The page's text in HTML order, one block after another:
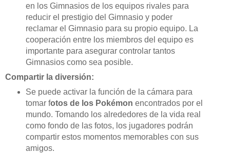
en los Gimnasios de los equipos rivales para
reducir el prestigio del Gimnasio y poder
reclamar el Gimnasio para su propio equipo. La
cooperación entre los miembros del equipo es
importante para asegurar controlar tantos
Gimnasios como sea posible.
Compartir la diversión:
Se puede activar la función de la cámara para
tomar fotos de los Pokémon encontrados por el
mundo. Tomando los alrededores de la vida real
como fondo de las fotos, los jugadores podrán
compartir estos momentos memorables con sus
amigos.